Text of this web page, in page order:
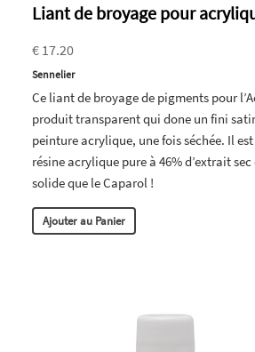
Liant de broyage pour
€ 17.20
Sennelier
Ce liant de broyage de pigments pour
produit transparent qui done un fini
peinture acrylique, une fois séchée. Il
résine acrylique pure à 46% d’extrait
solide que le Caparol !
Ajouter au Panier